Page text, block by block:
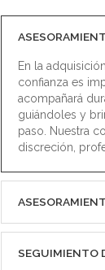
En la
confianza es
acompañará
guiándoles y
paso. Nuestra
discreción,
SEGUIMIENTO